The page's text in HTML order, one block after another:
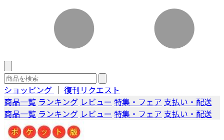
ショッピング ｜ 復刊リクエスト
商品一覧 ランキング レビュー 特集・フェア 支払い・配送
商品一覧 ランキング レビュー 特集・フェア 支払い・配送